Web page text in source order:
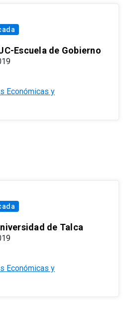
Escuela de Gobierno
Económicas y
de Talca
Económicas y